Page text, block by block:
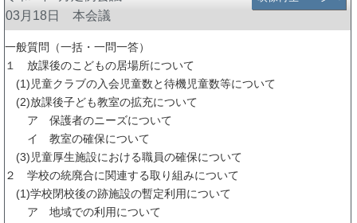
03月18日 本会議
一般質問（一括・一問一答）
１ 放課後のこどもの居場所について
(1)児童クラブの入会児童数と待機児童数等について
(2)放課後子ども教室の拡充について
ア 保護者のニーズについて
イ 教室の確保について
(3)児童厚生施設における職員の確保について
２ 学校の統廃合に関連する取り組みについて
(1)学校閉校後の跡施設の暫定利用について
ア 地域での利用について